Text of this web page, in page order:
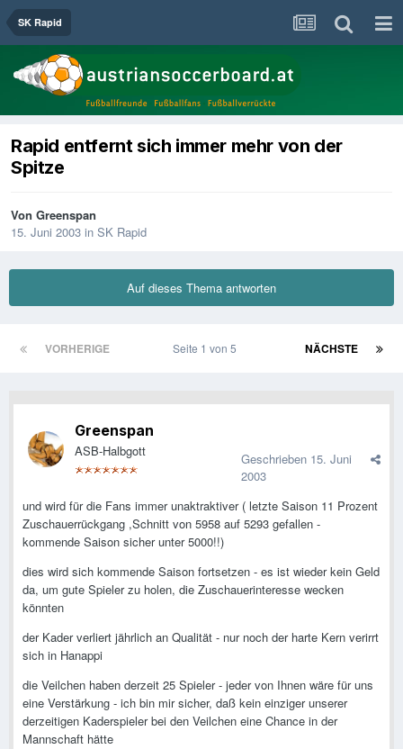
SK Rapid
Rapid entfernt sich immer mehr von der
Spitze
Von Greenspan
15. Juni 2003 in SK Rapid
Auf dieses Thema antworten
VORHERIGE NÄCHSTE
Seite 1 von 5
Greenspan
ASB-Halbgott Geschrieben 15. Juni
2003
und wird für die Fans immer unaktraktiver ( letzte Saison 11 Prozent
Zuschauerrückgang ,Schnitt von 5958 auf 5293 gefallen -
kommende Saison sicher unter 5000!!)
dies wird sich kommende Saison fortsetzen - es ist wieder kein Geld
da, um gute Spieler zu holen, die Zuschauerinteresse wecken
könnten
der Kader verliert jährlich an Qualität - nur noch der harte Kern verirrt
sich in Hanappi
die Veilchen haben derzeit 25 Spieler - jeder von Ihnen wäre für uns
eine Verstärkung - ich bin mir sicher, daß kein einziger unserer
derzeitigen Kaderspieler bei den Veilchen eine Chance in der
Mannschaft hätte